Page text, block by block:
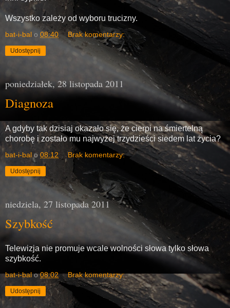
Wszystko zależy od wyboru trucizny.
bat-i-bal o 08:40 Brak komentarzy:
Udostępnij
poniedziałek, 28 listopada 2011
Diagnoza
A gdyby tak dzisiaj okazało się, że cierpi na śmiertelną
chorobę i zostało mu najwyżej trzydzieści siedem lat życia?
bat-i-bal o 08:12 Brak komentarzy:
Udostępnij
niedziela, 27 listopada 2011
Szybkość
Telewizja nie promuje wcale wolności słowa tylko słowa
szybkość.
bat-i-bal o08:02 Brak komentarzy:
Udostępnij